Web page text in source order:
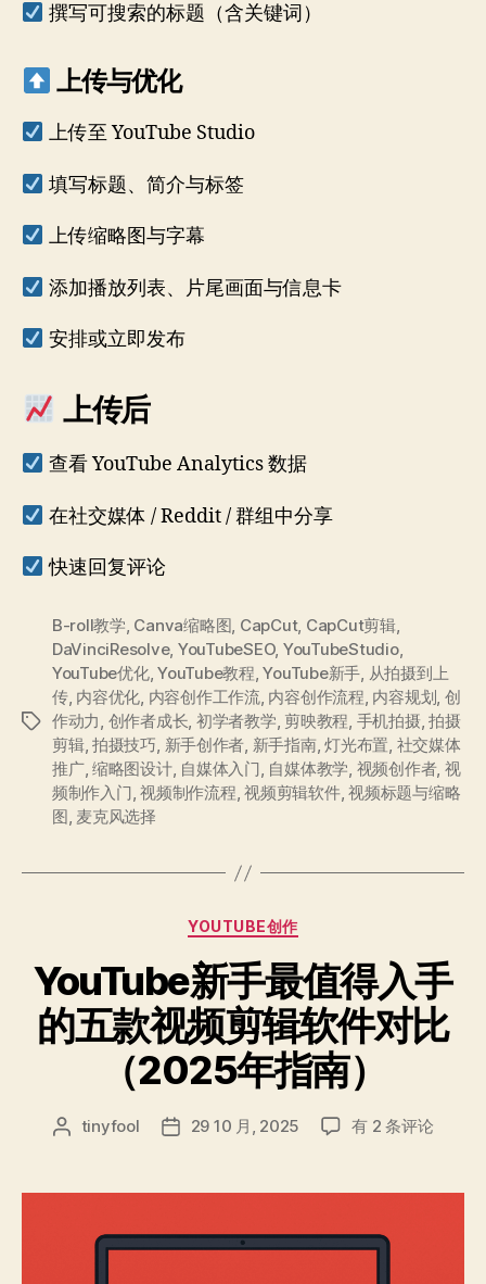
撰写可搜索的标题（含关键词）
上传与优化
上传至 YouTube Studio
填写标题、简介与标签
上传缩略图与字幕
添加播放列表、片尾画面与信息卡
安排或立即发布
上传后
查看 YouTube Analytics 数据
在社交媒体 / Reddit / 群组中分享
快速回复评论
标
B-roll教学, Canva缩略图, CapCut, CapCut剪辑,
DaVinciResolve, YouTubeSEO, YouTubeStudio,
YouTube优化,YouTube教程,YouTube新手, 从拍摄到上
传, 内容优化, 内容创作工作流, 内容创作流程, 内容规划 , 创
作动力, 创作者成长, 初学者教学, 剪映教程, 手机拍摄,拍摄
剪辑, 拍摄技巧, 新手创作者, 新手指南,灯光布置, 社交媒体
推广, 缩略图设计, 自媒体入门, 自媒体教学, 视频创作者, 视
频制作入门,视频制作流程,视频剪辑软件,视频标题与缩略
图 , 麦克风选择
分
YOUTUBE创作
YouTube新手最值得入手
的五款视频剪辑软件对比
（2025年指南）
文
者
tinyfool
发
期
29 10 月, 2025
YouTube
最
得
有 2 条评论